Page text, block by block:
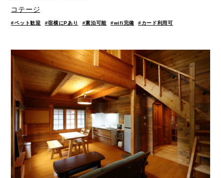
コテージ
#ペット歓迎 #宿横にPあり #素泊可能 #wifi完備 #カード利用可